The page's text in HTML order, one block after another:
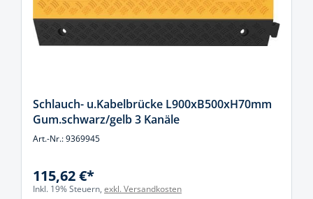
Schlauch- u.Kabelbrücke L900xB500xH70mm
Gum.schwarz/gelb 3 Kanäle
Art.-Nr.: 9369945
115,62 €*
Inkl. 19% Steuern, exkl. Versandkosten